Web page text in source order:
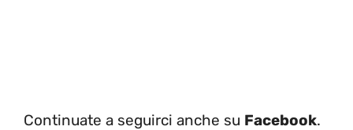
Continuate a seguirci anche su Facebook.